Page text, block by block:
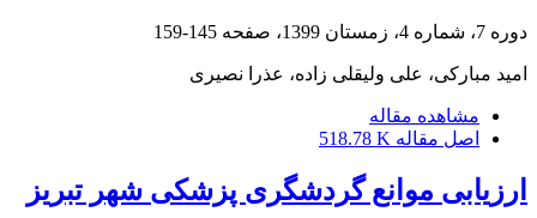
دوره 7، شماره 4، زمستان 1399، صفحه 145-159
امید مبارکی، علی ولیقلی زاده، عذرا نصیری
مشاهده مقاله
اصل مقاله 518.78 K
ارزیابی موانع گردشگری پزشکی شهر تبریز